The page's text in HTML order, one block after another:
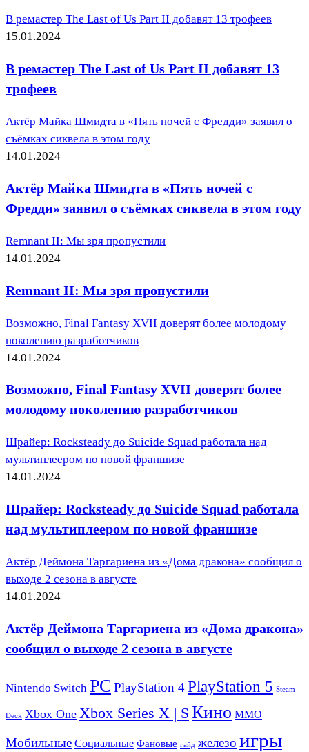
В ремастер The Last of Us Part II добавят 13 трофеев
15.01.2024
В ремастер The Last of Us Part II добавят 13
трофеев
Актёр Майка Шмидта в «Пять ночей с Фредди» заявил о
съёмках сиквела в этом году
14.01.2024
Актёр Майка Шмидта в «Пять ночей с
Фредди» заявил о съёмках сиквела в этом году
Remnant II: Мы зря пропустили
14.01.2024
Remnant II: Мы зря пропустили
Возможно, Final Fantasy XVII доверят более молодому
поколению разработчиков
14.01.2024
Возможно, Final Fantasy XVII доверят более
молодому поколению разработчиков
Шрайер: Rocksteady до Suicide Squad работала над
мультиплеером по новой франшизе
14.01.2024
Шрайер: Rocksteady до Suicide Squad работала
над мультиплеером по новой франшизе
Актёр Деймона Таргариена из «Дома дракона» сообщил о
выходе 2 сезона в августе
14.01.2024
Актёр Деймона Таргариена из «Дома дракона»
сообщил о выходе 2 сезона в августе
Nintendo Switch PC PlayStation 4PlayStation 5 Steam
Deck Xbox One Xbox Series X | S Кино ММО
Мобильные Социальные Фановые гайд железо игры